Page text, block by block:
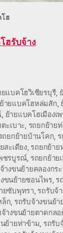
ฮ
ฮรับจ้าง
ยแบคโฮวิเชียรบุรี,
ย้ายแบคโฮหล่มสัก,
, ย้ายแบคโฮเมืองเ
ะเบาะ, รถยกย้าย
ถยกย้ายบ้านโคก,
สะเดียง, รถยกย้าย
ชรบูรณ์, รถยกย้าย
างขนย้ายคลองกร
ขนย้ายชอนไพร, ร
ยซับพุทรา, รถรับจ้
ล็ก, รถรับจ้างขนย้า
จ้างขนย้ายตาดกลอ
ย้ายท่าข้าม, รถรับ